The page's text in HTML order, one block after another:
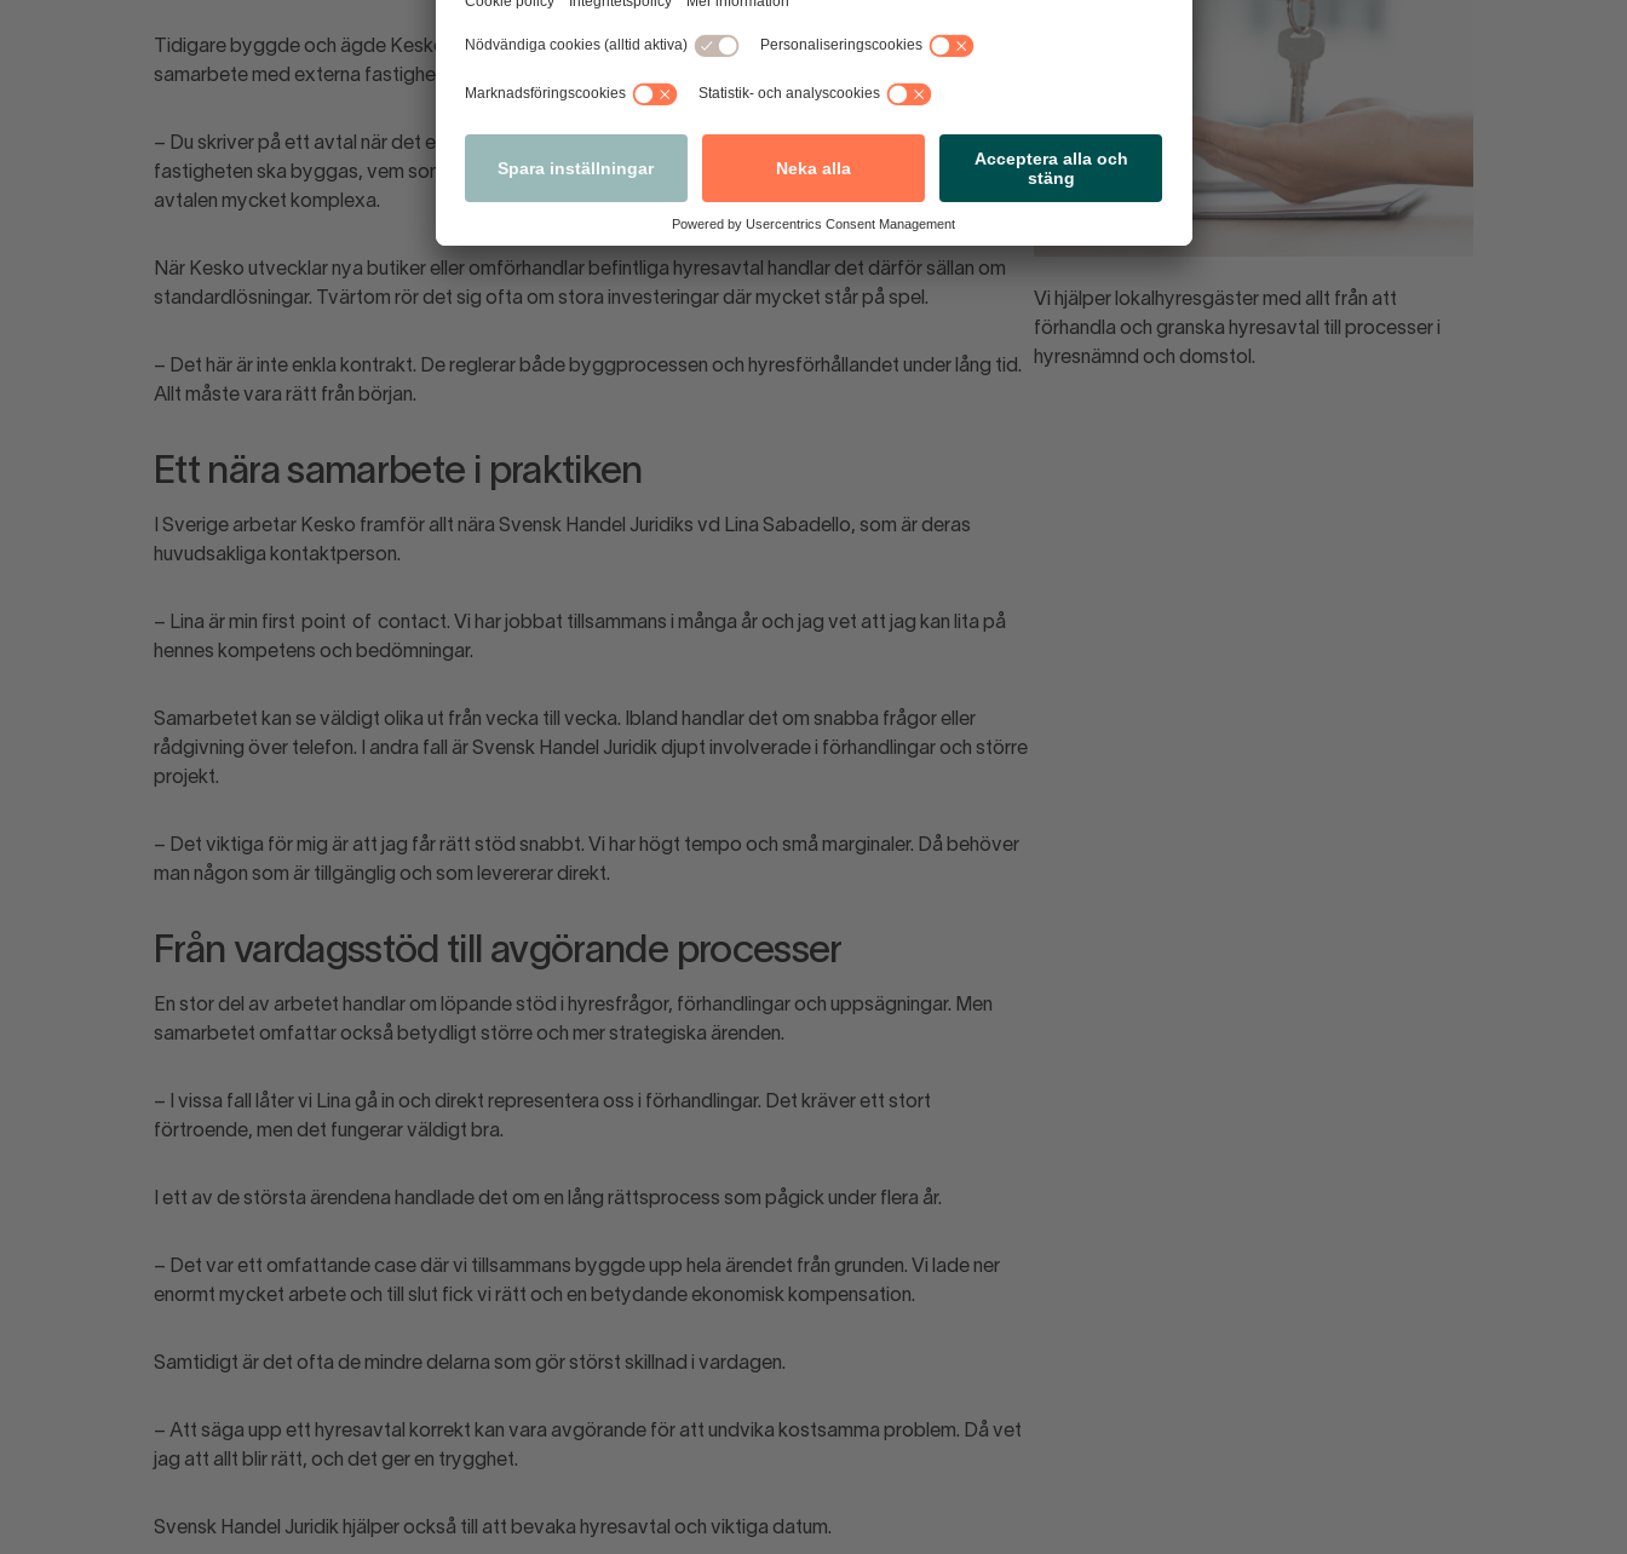
Tidigare byggde och ägde Kesko ofta sina fastigheter själva. I dag sker många etableringar i
samarbete med externa fastighetsägare.
– Du skriver på ett avtal när det egentligen inte finns något hus ännu. Då måste allt beskrivas i detalj: Hur
fastigheten ska byggas, vem som ansvarar för vad och hur riskerna ska hanteras. Det gör de här
avtalen mycket komplexa.
När Kesko utvecklar nya butiker eller omförhandlar befintliga hyresavtal handlar det därför sällan om
standardlösningar. Tvärtom rör det sig ofta om stora investeringar där mycket står på spel.
– Det här är inte enkla kontrakt. De reglerar både byggprocessen och hyresförhållandet under lång tid.
Allt måste vara rätt från början.
Ett nära samarbete i praktiken
I Sverige arbetar Kesko framför allt nära Svensk Handel Juridiks vd Lina Sabadello, som är deras
huvudsakliga kontaktperson.
– Lina är min first point of contact. Vi har jobbat tillsammans i många år och jag vet att jag kan lita på
hennes kompetens och bedömningar.
Samarbetet kan se väldigt olika ut från vecka till vecka. Ibland handlar det om snabba frågor eller
rådgivning över telefon. I andra fall är Svensk Handel Juridik djupt involverade i förhandlingar och större
projekt.
– Det viktiga för mig är att jag får rätt stöd snabbt. Vi har högt tempo och små marginaler. Då behöver
man någon som är tillgänglig och som levererar direkt.
Från vardagsstöd till avgörande processer
En stor del av arbetet handlar om löpande stöd i hyresfrågor, förhandlingar och uppsägningar. Men
samarbetet omfattar också betydligt större och mer strategiska ärenden.
– I vissa fall låter vi Lina gå in och direkt representera oss i förhandlingar. Det kräver ett stort
förtroende, men det fungerar väldigt bra.
I ett av de största ärendena handlade det om en lång rättsprocess som pågick under flera år.
– Det var ett omfattande case där vi tillsammans byggde upp hela ärendet från grunden. Vi lade ner
enormt mycket arbete och till slut fick vi rätt och en betydande ekonomisk kompensation.
Samtidigt är det ofta de mindre delarna som gör störst skillnad i vardagen.
– Att säga upp ett hyresavtal korrekt kan vara avgörande för att undvika kostsamma problem. Då vet
jag att allt blir rätt, och det ger en trygghet.
Svensk Handel Juridik hjälper också till att bevaka hyresavtal och viktiga datum.
Vi hjälper lokalhyresgäster med allt från att
förhandla och granska hyresavtal till processer i
hyresnämnd och domstol.